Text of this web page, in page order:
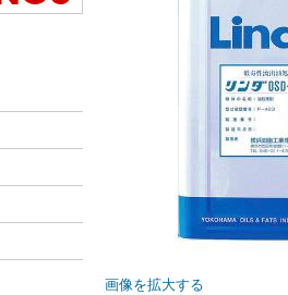
画像を拡大する